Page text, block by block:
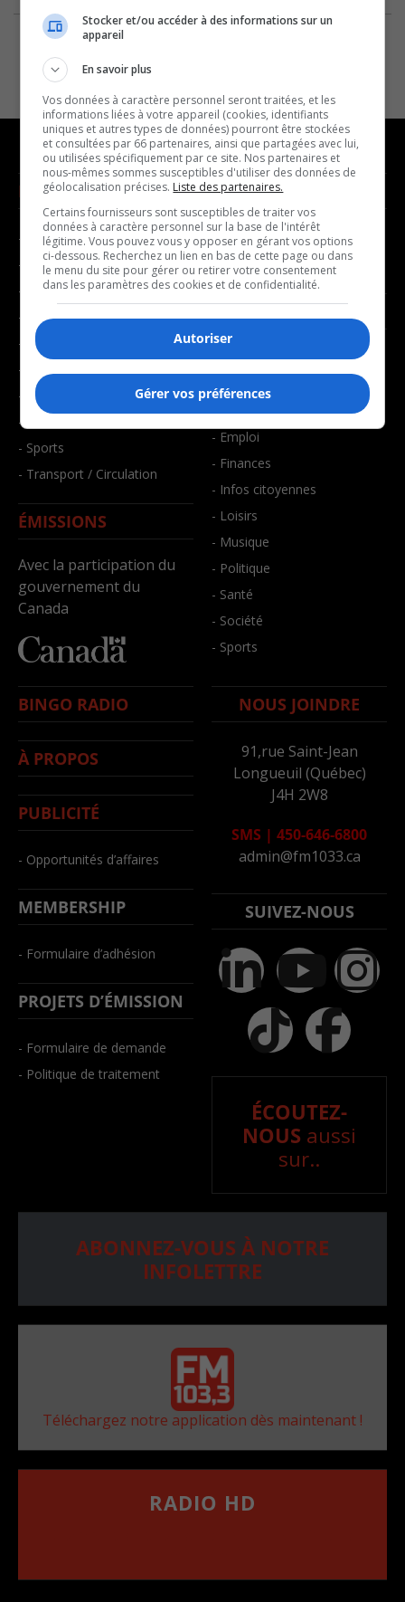
NOUVELLES
- Affaires municipales
- Communauté / Social
- Culture
- Économie
- Éducation
- Environnement
- Faits divers
- Santé et bien-être
- Sports
- Transport / Circulation
ÉMISSIONS
Avec la participation du
gouvernement du
Canada
MUSIQUE
- Décompte franco
- Joué récemment
BALADOS
- Affaires
- Art de vivre
- Bien-être
- Emploi
- Finances
- Infos citoyennes
- Loisirs
- Musique
- Politique
- Santé
- Société
- Sports
BINGO RADIO
À PROPOS
PUBLICITÉ
- Opportunités d’affaires
MEMBERSHIP
- Formulaire d’adhésion
PROJETS D’ÉMISSION
- Formulaire de demande
- Politique de traitement
NOUS JOINDRE
91,rue Saint-Jean
Longueuil (Québec)
J4H 2W8
SMS | 450-646-6800
admin@fm1033.ca
SUIVEZ-NOUS
ÉCOUTEZ-
NOUS aussi
sur..
ABONNEZ-VOUS À NOTRE
INFOLETTRE
Téléchargez notre application dès maintenant !
RADIO HD
Stocker et/ou accéder à des informations sur un
appareil
En savoir plus
Vos données à caractère personnel seront traitées, et les
informations liées à votre appareil (cookies, identifiants
uniques et autres types de données) pourront être stockées
et consultées par 66 partenaires, ainsi que partagées avec lui,
ou utilisées spécifiquement par ce site. Nos partenaires et
nous-mêmes sommes susceptibles d'utiliser des données de
géolocalisation précises. Liste des partenaires.
Certains fournisseurs sont susceptibles de traiter vos
données à caractère personnel sur la base de l'intérêt
légitime. Vous pouvez vous y opposer en gérant vos options
ci-dessous. Recherchez un lien en bas de cette page ou dans
le menu du site pour gérer ou retirer votre consentement
dans les paramètres des cookies et de confidentialité.
Autoriser
Gérer vos préférences